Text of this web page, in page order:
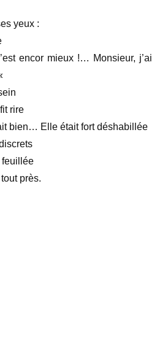
yeux :
encor mieux !… Monsieur, j’ai
rire
bien… Elle était fort déshabillée
feuillée
près.